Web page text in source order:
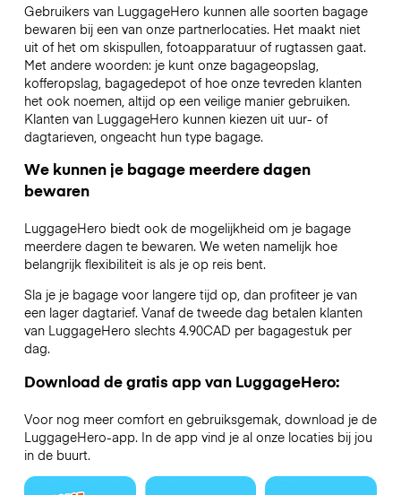
Gebruikers van LuggageHero kunnen alle soorten bagage
bewaren bij een van onze partnerlocaties. Het maakt niet
uit of het om skispullen, fotoapparatuur of rugtassen gaat.
Met andere woorden: je kunt onze bagageopslag,
kofferopslag, bagagedepot of hoe onze tevreden klanten
het ook noemen, altijd op een veilige manier gebruiken.
Klanten van LuggageHero kunnen kiezen uit uur- of
dagtarieven, ongeacht hun type bagage.
We kunnen je bagage meerdere dagen
bewaren
LuggageHero biedt ook de mogelijkheid om je bagage
meerdere dagen te bewaren. We weten namelijk hoe
belangrijk flexibiliteit is als je op reis bent.
Sla je je bagage voor langere tijd op, dan profiteer je van
een lager dagtarief. Vanaf de tweede dag betalen klanten
van LuggageHero slechts 4.90CAD per bagagestuk per
dag.
Download de gratis app van LuggageHero:
Voor nog meer comfort en gebruiksgemak, download je de
LuggageHero-app. In de app vind je al onze locaties bij jou
in de buurt.